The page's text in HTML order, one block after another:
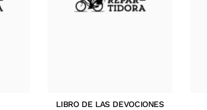
LIBRO DE LAS DEVOCIONES